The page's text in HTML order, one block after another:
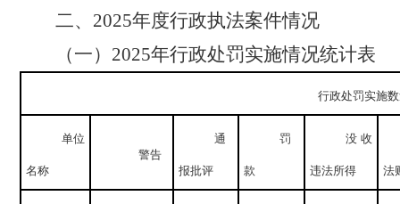
二、 2025年度行政执法案件情况
（一） 2025年行政处罚实施情况统计表
行政处罚实施
单位
名称
警告
通
报批评
罚
款
没收
违法所得 法